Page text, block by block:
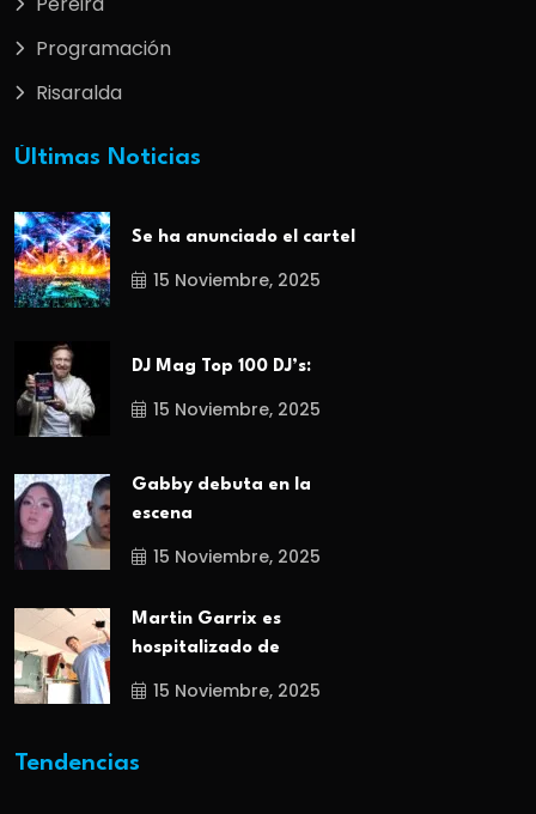
Programación
Risaralda
Últimas Noticias
Se ha anunciado el cartel
15 Noviembre, 2025
DJ Mag Top 100 DJ’s:
15 Noviembre, 2025
Gabby debuta en la
escena
15 Noviembre, 2025
Martin Garrix es
hospitalizado de
15 Noviembre, 2025
Tendencias